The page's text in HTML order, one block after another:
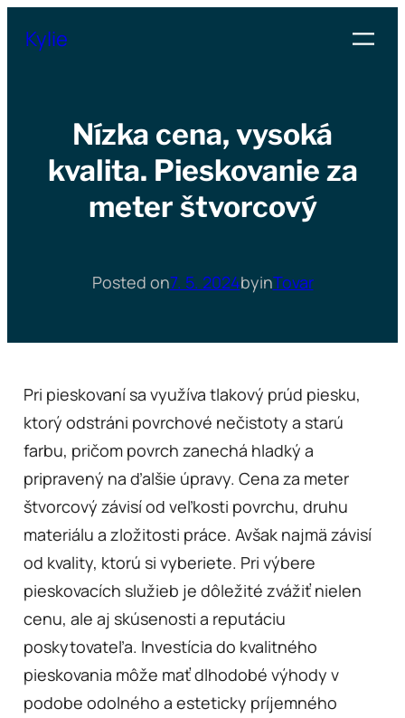
Kylie
Nízka cena, vysoká
kvalita. Pieskovanie za
meter štvorcový
Posted on7. 5. 2024byinTovar
Pri pieskovaní sa využíva tlakový prúd piesku,
ktorý odstráni povrchové nečistoty a starú
farbu, pričom povrch zanechá hladký a
pripravený na ďalšie úpravy. Cena za meter
štvorcový závisí od veľkosti povrchu, druhu
materiálu a zložitosti práce. Avšak najmä závisí
od kvality, ktorú si vyberiete. Pri výbere
pieskovacích služieb je dôležité zvážiť nielen
cenu, ale aj skúsenosti a reputáciu
poskytovateľa. Investícia do kvalitného
pieskovania môže mať dlhodobé výhody v
podobe odolného a esteticky príjemného